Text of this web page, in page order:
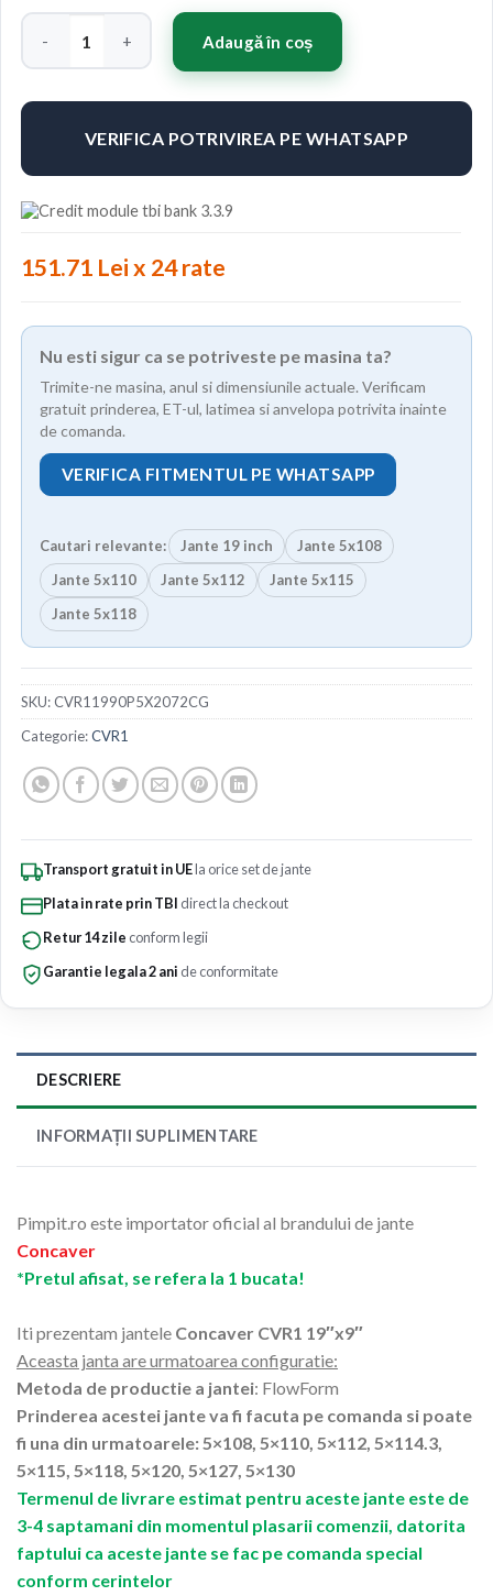
Cantitate Concaver CVR1 19x9 ET20-51 BLANK Carbon
Adaugă în coș
VERIFICA POTRIVIREA PE WHATSAPP
151.71 Lei x 24 rate
Nu esti sigur ca se potriveste pe masina ta?
Trimite-ne masina, anul si dimensiunile actuale. Verificam
gratuit prinderea, ET-ul, latimea si anvelopa potrivita inainte
de comanda.
VERIFICA FITMENTUL PE WHATSAPP
Cautari relevante: Jante 19 inch
Jante 5x108
Jante 5x110
Jante 5x112
Jante 5x115
Jante 5x118
SKU:CVR11990P5X2072CG
Categorie:CVR1
Transport gratuit in UEla orice set de jante
Plata in rate prin TBI direct la checkout
Retur 14 zile conform legii
Garantie legala 2 ani de conformitate
DESCRIERE
INFORMAȚII SUPLIMENTARE
Pimpit.ro este importator oficial al brandului de jante
Concaver
*Pretul afisat, se refera la 1 bucata!
Iti prezentam jantele Concaver CVR1 19″x9″
Aceasta janta are urmatoarea configuratie:
Metoda de productie a jantei: FlowForm
Prinderea acestei jante va fi facuta pe comanda si poate
fi una din urmatoarele: 5×108, 5×110, 5×112, 5×114.3,
5×115, 5×118, 5×120, 5×127, 5×130
Termenul de livrare estimat pentru aceste jante este de
3-4 saptamani din momentul plasarii comenzii, datorita
faptului ca aceste jante se fac pe comanda special
conform cerintelor